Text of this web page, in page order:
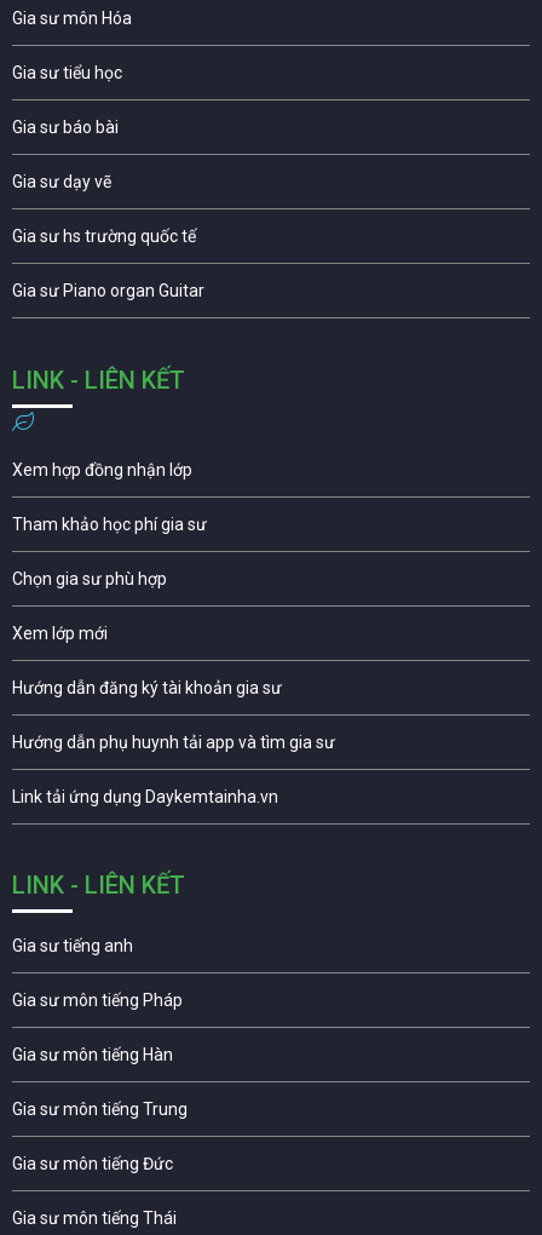
Gia sư môn Hóa
Gia sư tiểu học
Gia sư báo bài
Gia sư dạy vẽ
Gia sư hs trường quốc tế
Gia sư Piano organ Guitar
LINK - LIÊN KẾT
Xem hợp đồng nhận lớp
Tham khảo học phí gia sư
Chọn gia sư phù hợp
Xem lớp mới
Hướng dẫn đăng ký tài khoản gia sư
Hướng dẫn phụ huynh tải app và tìm gia sư
Link tải ứng dụng Daykemtainha.vn
LINK - LIÊN KẾT
Gia sư tiếng anh
Gia sư môn tiếng Pháp
Gia sư môn tiếng Hàn
Gia sư môn tiếng Trung
Gia sư môn tiếng Đức
Gia sư môn tiếng Thái